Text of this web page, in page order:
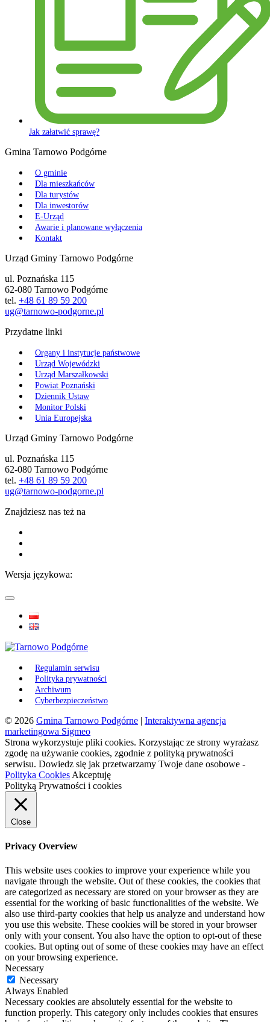
Jak załatwić sprawę?
Gmina Tarnowo Podgórne
O gminie
Dla mieszkańców
Dla turystów
Dla inwestorów
E-Urząd
Awarie i planowane wyłączenia
Kontakt
Urząd Gminy Tarnowo Podgórne
ul. Poznańska 115
62-080 Tarnowo Podgórne
tel. +48 61 89 59 200
ug@tarnowo-podgorne.pl
Przydatne linki
Organy i instytucje państwowe
Urząd Wojewódzki
Urząd Marszałkowski
Powiat Poznański
Dziennik Ustaw
Monitor Polski
Unia Europejska
Urząd Gminy Tarnowo Podgórne
ul. Poznańska 115
62-080 Tarnowo Podgórne
tel. +48 61 89 59 200
ug@tarnowo-podgorne.pl
Znajdziesz nas też na
Wersja językowa:
Regulamin serwisu
Polityka prywatności
Archiwum
Cyberbezpieczeństwo
© 2026 Gmina Tarnowo Podgórne | Interaktywna agencja
marketingowa Sigmeo
Strona wykorzystuje pliki cookies. Korzystając ze strony wyrażasz
zgodę na używanie cookies, zgodnie z polityką prywatności
serwisu. Dowiedz się jak przetwarzamy Twoje dane osobowe -
Polityka Cookies Akceptuję
Polityką Prywatności i cookies
Close
Privacy Overview
This website uses cookies to improve your experience while you
navigate through the website. Out of these cookies, the cookies that
are categorized as necessary are stored on your browser as they are
essential for the working of basic functionalities of the website. We
also use third-party cookies that help us analyze and understand how
you use this website. These cookies will be stored in your browser
only with your consent. You also have the option to opt-out of these
cookies. But opting out of some of these cookies may have an effect
on your browsing experience.
Necessary
Necessary
Always Enabled
Necessary cookies are absolutely essential for the website to
function properly. This category only includes cookies that ensures